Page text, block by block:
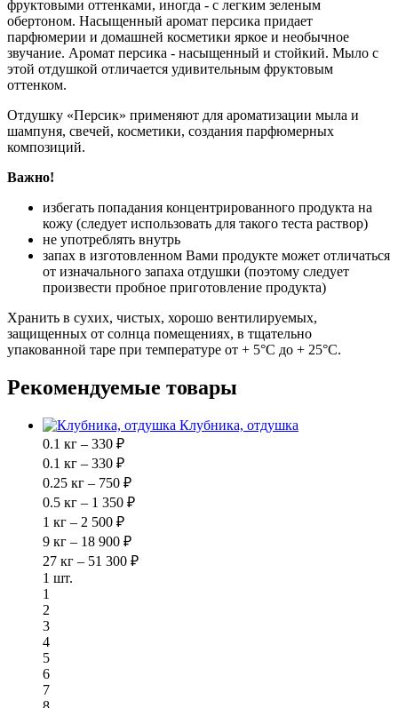
фруктовыми оттенками, иногда - с легким зеленым
обертоном. Насыщенный аромат персика придает
парфюмерии и домашней косметики яркое и необычное
звучание. Аромат персика - насыщенный и стойкий. Мыло с
этой отдушкой отличается удивительным фруктовым
оттенком.
Отдушку «Персик» применяют для ароматизации мыла и
шампуня, свечей, косметики, создания парфюмерных
композиций.
Важно!
избегать попадания концентрированного продукта на
кожу (следует использовать для такого теста раствор)
не употреблять внутрь
запах в изготовленном Вами продукте может отличаться
от изначального запаха отдушки (поэтому следует
произвести пробное приготовление продукта)
Хранить в сухих, чистых, хорошо вентилируемых,
защищенных от солнца помещениях, в тщательно
упакованной таре при температуре от + 5°С до + 25°C.
Рекомендуемые товары
Клубника, отдушка
0.1 кг – 330 ₽
0.1 кг – 330 ₽
0.25 кг – 750 ₽
0.5 кг – 1 350 ₽
1 кг – 2 500 ₽
9 кг – 18 900 ₽
27 кг – 51 300 ₽
1 шт.
1
2
3
4
5
6
7